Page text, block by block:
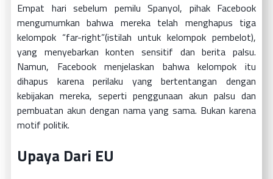
Empat hari sebelum pemilu Spanyol, pihak Facebook
mengumumkan bahwa mereka telah menghapus tiga
kelompok “far-right”(istilah untuk kelompok pembelot),
yang menyebarkan konten sensitif dan berita palsu.
Namun, Facebook menjelaskan bahwa kelompok itu
dihapus karena perilaku yang bertentangan dengan
kebijakan mereka, seperti penggunaan akun palsu dan
pembuatan akun dengan nama yang sama. Bukan karena
motif politik.
Upaya Dari EU